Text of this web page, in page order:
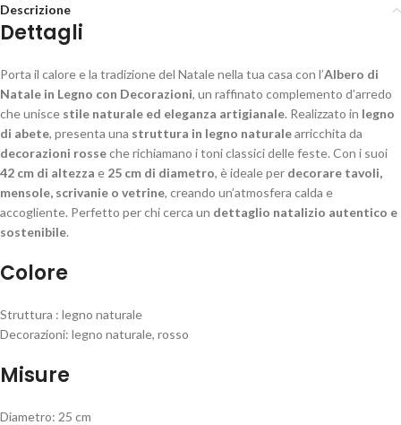
Descrizione
Dettagli
Porta il calore e la tradizione del Natale nella tua casa con l’Albero di
Natale in Legno con Decorazioni, un raffinato complemento d’arredo
che unisce stile naturale ed eleganza artigianale. Realizzato in legno
di abete, presenta una struttura in legno naturalearricchita da
decorazioni rosseche richiamano i toni classici delle feste. Con i suoi
42 cm di altezza e 25 cm di diametro, è ideale per decorare tavoli,
mensole, scrivanie o vetrine, creando un’atmosfera calda e
accogliente. Perfetto per chi cerca un dettaglio natalizio autentico e
sostenibile.
Colore
Struttura : legno naturale
Decorazioni: legno naturale, rosso
Misure
Diametro: 25 cm